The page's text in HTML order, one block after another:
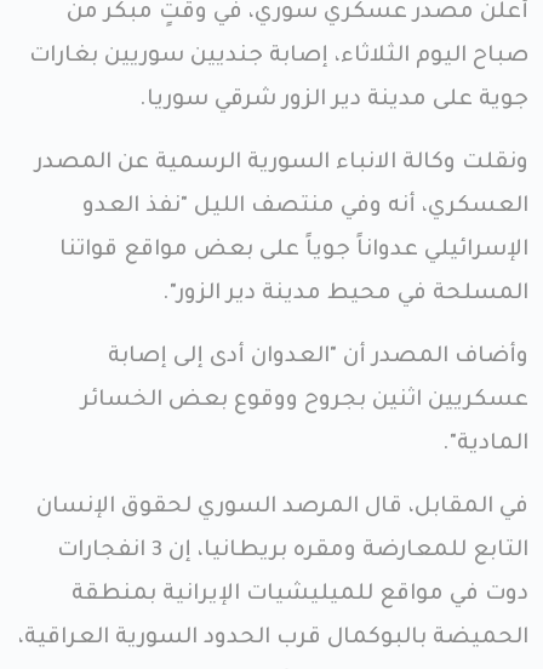
أعلن مصدر عسكري سوري، في وقتٍ مبكر من
صباح اليوم الثلاثاء، إصابة جنديين سوريين بغارات
جوية على مدينة دير الزور شرقي سوريا.
ونقلت وكالة الانباء السورية الرسمية عن المصدر
العسكري، أنه وفي منتصف الليل "نفذ العدو
الإسرائيلي عدواناً جوياً على بعض مواقع قواتنا
المسلحة في محيط مدينة دير الزور".
وأضاف المصدر أن "العدوان أدى إلى إصابة
عسكريين اثنين بجروح ووقوع بعض الخسائر
المادية".
في المقابل، قال المرصد السوري لحقوق الإنسان
التابع للمعارضة ومقره بريطانيا، إن 3 انفجارات
دوت في مواقع للميليشيات الإيرانية بمنطقة
الحميضة بالبوكمال قرب الحدود السورية العراقية،